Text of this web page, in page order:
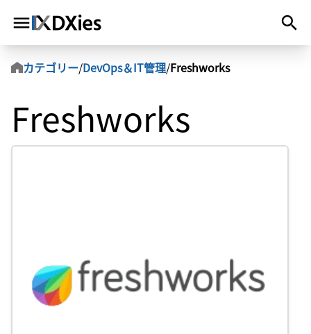
カテゴリー/DevOps＆IT管理/Freshworks
Freshworks